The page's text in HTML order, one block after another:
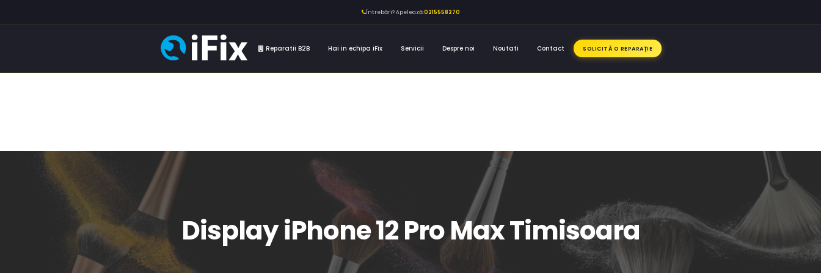
Întrebări? Apelează:0215558270
Reparatii B2B Hai in echipa iFix Servicii Despre noi Noutati Contact SOLICITĂ O REPARAȚIE
Display iPhone 12 Pro Max Timisoara